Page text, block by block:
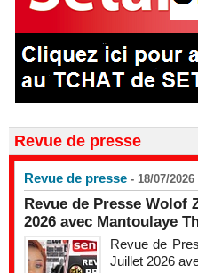
Revue de presse
Revue de presse - 18/07/2026
Revue de Presse Wolof
2026 avec Mantoulaye
Revue de
Juillet 2026